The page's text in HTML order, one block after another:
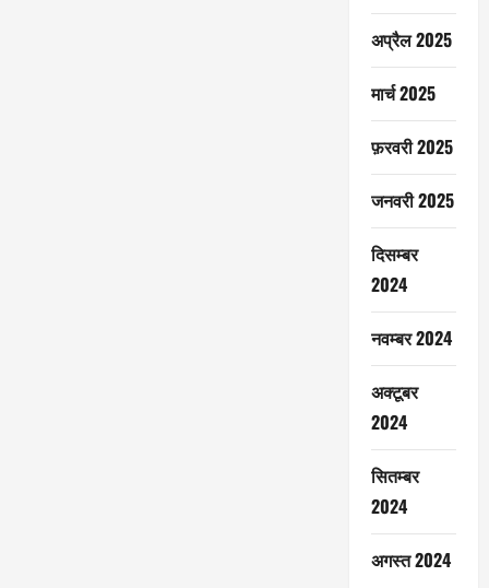
अप्रैल 2025
मार्च 2025
फ़रवरी 2025
जनवरी 2025
दिसम्बर
2024
नवम्बर 2024
अक्टूबर
2024
सितम्बर
2024
अगस्त 2024